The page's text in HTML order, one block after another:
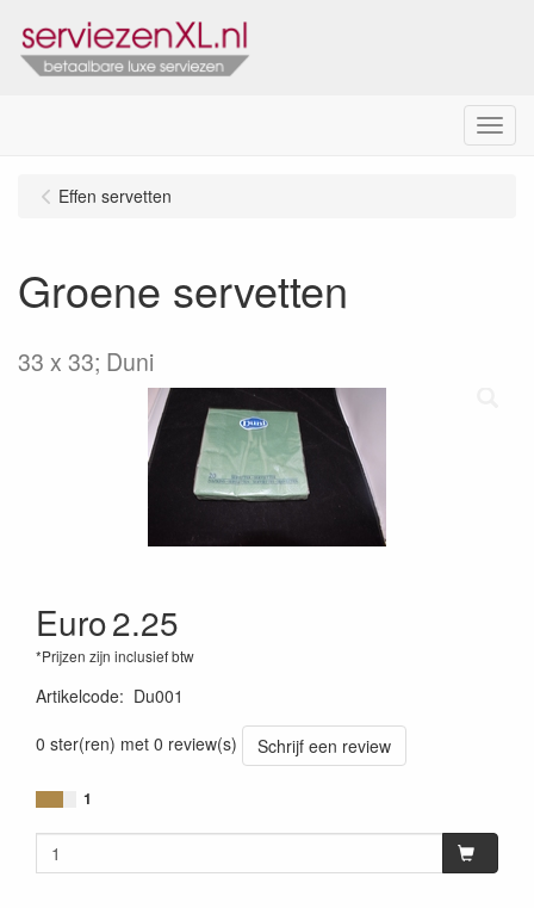
Menu
Effen servetten
Groene servetten
33 x 33; Duni
Euro2.25
*Prijzen zijn inclusief btw
Artikelcode: Du001
0 ster(ren) met 0 review(s)
Schrijf een review
1